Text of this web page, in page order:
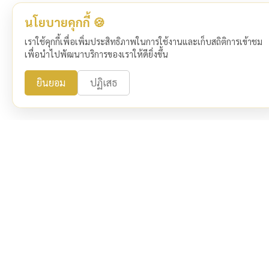
นโยบายคุกกี้ 🍪
เราใช้คุกกี้เพื่อเพิ่มประสิทธิภาพในการใช้งานและเก็บสถิติการเข้าชม
เพื่อนำไปพัฒนาบริการของเราให้ดียิ่งขึ้น
ยินยอม ปฏิเสธ